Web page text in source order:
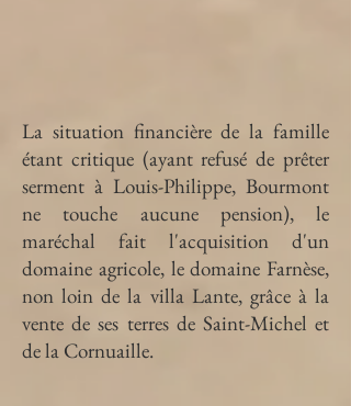
La situation financière de la famille
étant critique (ayant refusé de prêter
serment à Louis-Philippe, Bourmont
ne touche aucune pension), le
maréchal fait l'acquisition d'un
domaine agricole, le domaine Farnèse,
non loin de la villa Lante, grâce à la
vente de ses terres de Saint-Michel et
de la Cornuaille.